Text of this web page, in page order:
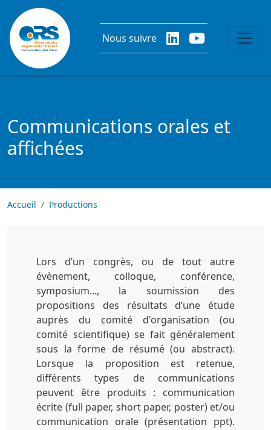
Aller au contenu principal
Nous suivre
Communications orales et
affichées
Accueil Productions
Lors d’un congrès, ou de tout autre
évènement, colloque, conférence,
symposium..., la soumission des
propositions des résultats d’une étude
auprès du comité d'organisation (ou
comité scientifique) se fait généralement
sous la forme de résumé (ou abstract).
Lorsque la proposition est retenue,
différents types de communications
peuvent être produits : communication
écrite (full paper, short paper, poster) et/ou
communication orale (présentation ppt).